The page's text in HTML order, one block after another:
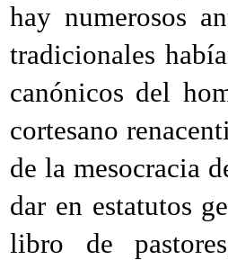
hay numerosos
tradicionales
canónicos del
cortesano
de la mesocracia
dar en estatutos
libro de